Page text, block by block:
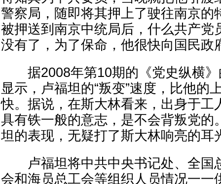
警察局，随即将其押上了驶往南京的
被押送到南京中统局后，什么共产党
没有了，为了保命，他很快向国民政
据2008年第10期的《党史纵横》
显示，卢福坦的“叛变”速度，比他的
快。据说，在斯大林看来，出身于工
具有铁一般的意志，是不会背叛党的
坦的表现，无疑打了斯大林响亮的耳
卢福坦将中共中央书记处、全国
会和海员总工会等组织人员情况一一